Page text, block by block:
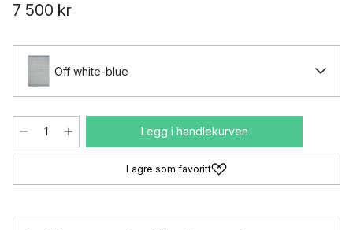
7 500 kr
Off white-blue
Legg i handlekurven
Lagre som favoritt